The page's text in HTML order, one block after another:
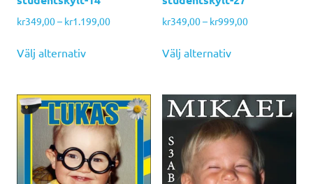
kr349,00– kr1.199,00Prisintervall:
Välj alternativhär
har
flera
varianter.
olika
alternativen
kr349,00– kr999,00Prisintervall:
Välj alternativhär
har
flera
varianter.
De
olika
alternativen